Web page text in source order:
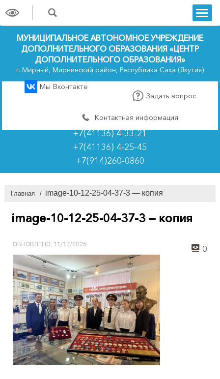
trk
МУНИЦИПАЛЬНОЕ АВТОНОМНОЕ УЧРЕЖДЕНИЕ
ДОПОЛНИТЕЛЬНОГО ОБРАЗОВАНИЯ «ЦЕНТР
ДОПОЛНИТЕЛЬНОГО ОБРАЗОВАНИЯ»
г. Мирный, Мирнинский район, Республика Саха (Якутия)
Мы Вконтакте
Задать вопрос
Контактная информация
+7(41136) 4-33-21
+7(41136) 4-25-45
+7(914)260-0860
Главная / image-10-12-25-04-37-3 — копия
image-10-12-25-04-37-3 — копия
ОБНОВЛЕНО: 11/12/2025 0